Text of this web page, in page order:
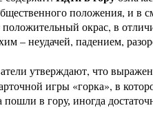
положения, и в
положительный окрас, в
– неудачей, падением,
утверждают, что
игры «горка», в
в гору, иногда